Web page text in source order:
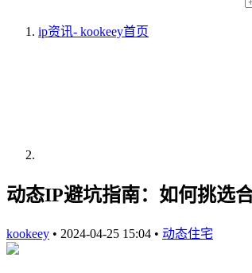
ip资讯- kookeey首页
动态IP避坑指南：如何挑选
kookeey • 2024-04-25 15:04 • 动态住宅